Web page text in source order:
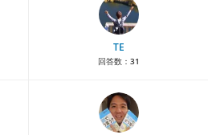
TE
回答数： 31